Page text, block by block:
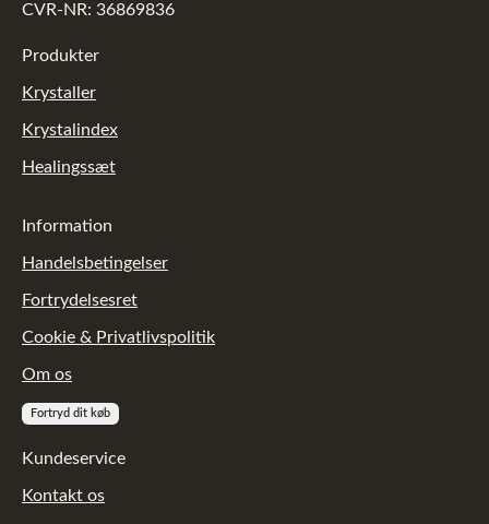
CVR-NR: 36869836
Produkter
Krystaller
Krystalindex
Healingssæt
Information
Handelsbetingelser
Fortrydelsesret
Cookie & Privatlivspolitik
Om os
Fortryd dit køb
Kundeservice
Kontakt os